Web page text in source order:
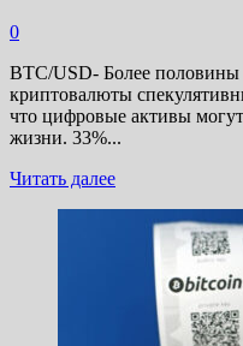
0
BTC/USD- Более
криптовалюты
что цифровые активы
жизни. 33%...
Читать далееПрочитать
американцев
планируют
инвестировать